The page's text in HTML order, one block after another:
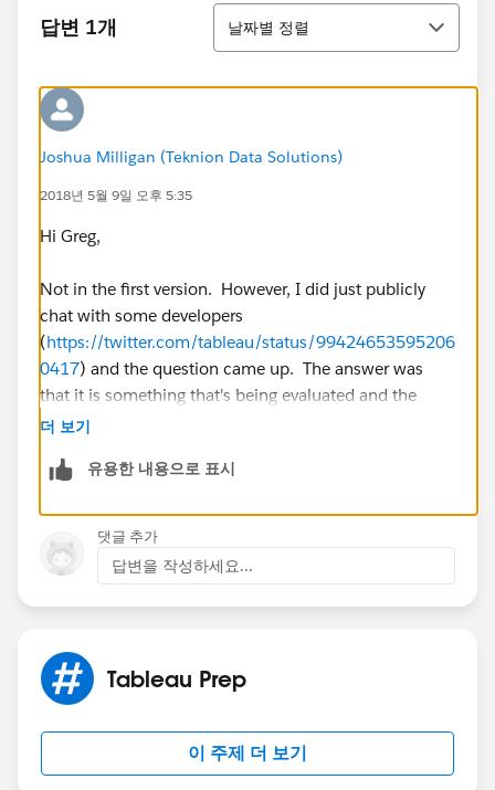
답변 1개
정렬
날짜별 정렬
Joshua Milligan (Teknion Data Solutions)
2018년 5월 9일 오후 5:35
Hi Greg,
Not in the first version. However, I did just publicly
chat with some developers
(https://twitter.com/tableau/status/99424653595206
0417) and the question came up. The answer was
that it is something that's being evaluated and the
desire is to implement this kind of functionality in the
and flow and not just slap together the easy solution.
agree, this would be great in certain circumstances!
-Joshua
더 보기
유용한 내용으로 표시
댓글 추가
답변을 작성하세요...
Tableau Prep
이 주제 더 보기